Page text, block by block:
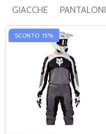
GIACCHE PANTALONI
SCONTO 15%